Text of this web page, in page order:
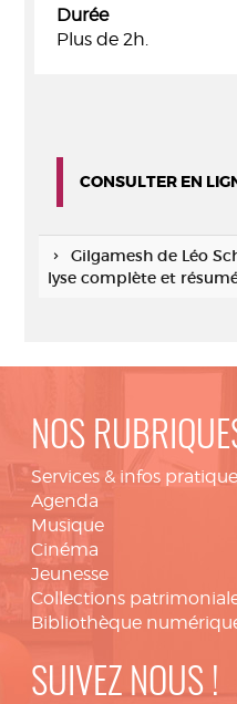
Durée
Plus de 2h.
CONSULTER EN
Gilgamesh de Léo
lyse complète et
NOS
Services & infos
Agenda
Musique
Cinéma
Jeunesse
Collections
Bibliothèque
SUIVEZ NOUS !